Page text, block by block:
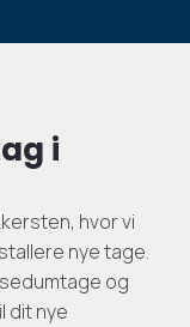
i
hvor vi
nye tage.
og
dit nye